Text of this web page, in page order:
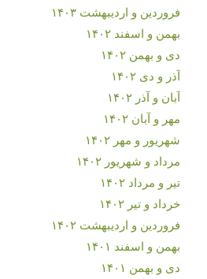
فروردین و اردیبهشت ۱۴۰۳
بهمن و اسفند ۱۴۰۲
دی و بهمن ۱۴۰۲
آذر و دی ۱۴۰۲
آبان و آذر ۱۴۰۲
مهر و آبان ۱۴۰۲
شهریور و مهر ۱۴۰۲
مرداد و شهریور ۱۴۰۲
تیر و مرداد ۱۴۰۲
خرداد و تیر ۱۴۰۲
فروردین و اردیبهشت ۱۴۰۲
بهمن و اسفند ۱۴۰۱
دی و بهمن ۱۴۰۱